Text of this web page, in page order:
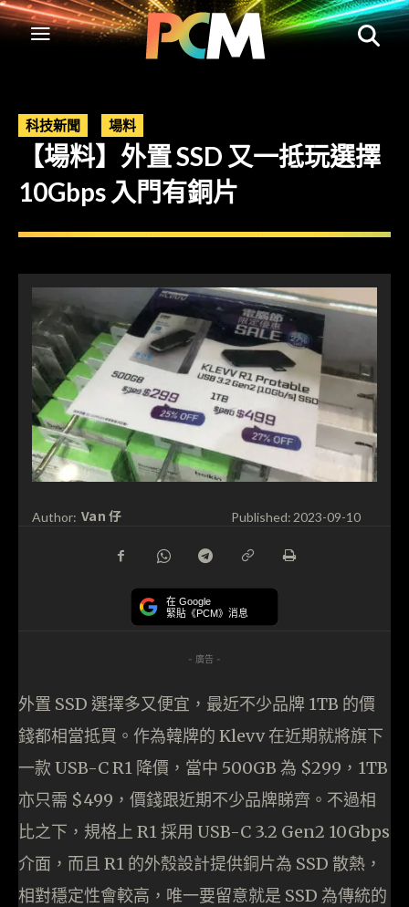
科技新聞 場料
【場料】外置 SSD 又一抵玩選擇
10Gbps 入門有銅片
Author: Van 仔 Published: 2023-09-10
在 Google
緊貼《PCM》消息
- 廣告 -
外置 SSD 選擇多又便宜，最近不少品牌 1TB 的價
錢都相當抵買。作為韓牌的 Klevv 在近期就將旗下
一款 USB-C R1 降價，當中 500GB 為 $299，1TB
亦只需 $499，價錢跟近期不少品牌睇齊。不過相
比之下，規格上 R1 採用 USB-C 3.2 Gen2 10Gbps
介面，而且 R1 的外殼設計提供銅片為 SSD 散熱，
相對穩定性會較高，唯一要留意就是 SSD 為傳統的